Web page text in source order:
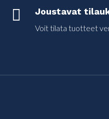
 Joustavat
Voit tilata tuotteet